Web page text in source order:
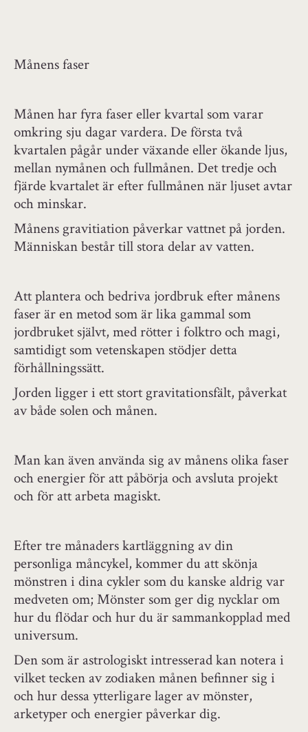
Månens faser
Månen har fyra faser eller kvartal som varar
omkring sju dagar vardera. De första två
kvartalen pågår under växande eller ökande ljus,
mellan nymånen och fullmånen. Det tredje och
fjärde kvartalet är efter fullmånen när ljuset avtar
och minskar.
Månens gravitiation påverkar vattnet på jorden.
Människan består till stora delar av vatten.
Att plantera och bedriva jordbruk efter månens
faser är en metod som är lika gammal som
jordbruket självt, med rötter i folktro och magi,
samtidigt som vetenskapen stödjer detta
förhållningssätt.
Jorden ligger i ett stort gravitationsfält, påverkat
av både solen och månen.
Man kan även använda sig av månens olika faser
och energier för att påbörja och avsluta projekt
och för att arbeta magiskt.
Efter tre månaders kartläggning av din
personliga måncykel, kommer du att skönja
mönstren i dina cykler som du kanske aldrig var
medveten om; Mönster som ger dig nycklar om
hur du flödar och hur du är sammankopplad med
universum.
Den som är astrologiskt intresserad kan notera i
vilket tecken av zodiaken månen befinner sig i
och hur dessa ytterligare lager av mönster,
arketyper och energier påverkar dig.